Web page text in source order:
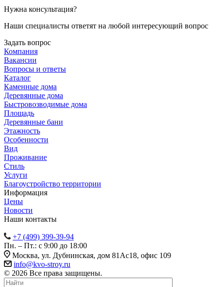
Нужна консультация?
Наши специалисты ответят на любой интересующий вопрос
Задать вопрос
Компания
Вакансии
Вопросы и ответы
Каталог
Каменные дома
Деревянные дома
Быстровозводимые дома
Площадь
Деревянные бани
Этажность
Особенности
Вид
Проживание
Стиль
Услуги
Благоустройство территории
Информация
Цены
Новости
Наши контакты
+7 (499) 399-39-94
Пн. – Пт.: с 9:00 до 18:00
Москва, ул. Дубнинская, дом 81Ас18, офис 109
info@kvo-stroy.ru
© 2026 Все права защищены.